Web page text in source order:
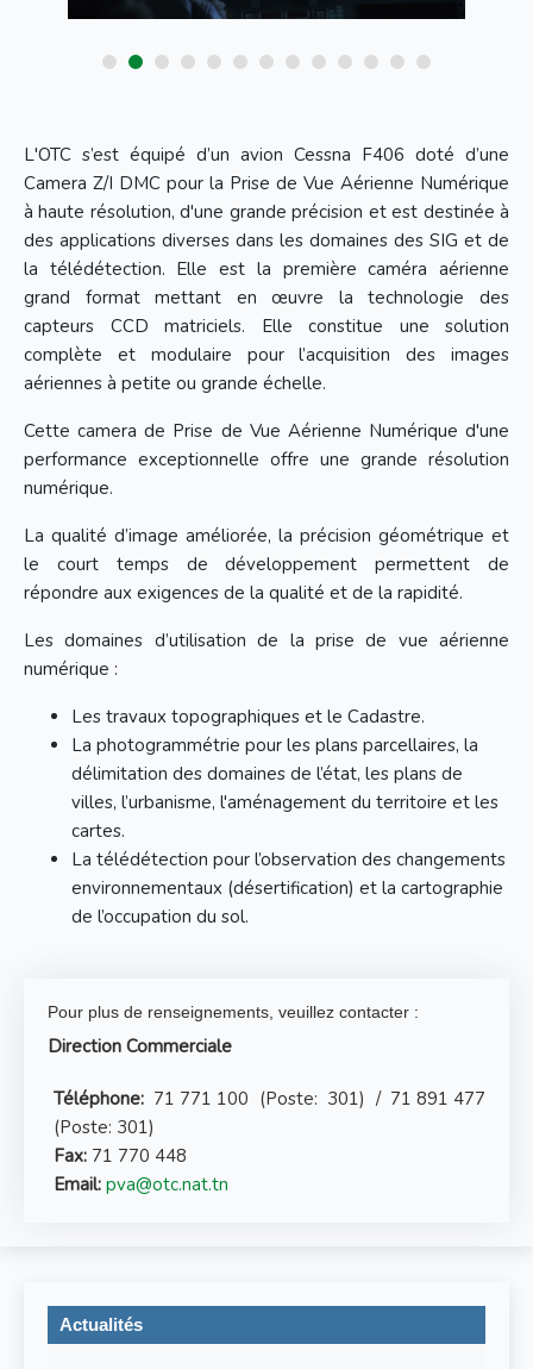
L'OTC s’est équipé d’un avion Cessna F406 doté d’une
Camera Z/I DMC pour la Prise de Vue Aérienne Numérique
à haute résolution, d'une grande précision et est destinée à
des applications diverses dans les domaines des SIG et de
la télédétection. Elle est la première caméra aérienne
grand format mettant en œuvre la technologie des
capteurs CCD matriciels. Elle constitue une solution
complète et modulaire pour l’acquisition des images
aériennes à petite ou grande échelle.
Cette camera de Prise de Vue Aérienne Numérique d'une
performance exceptionnelle offre une grande résolution
numérique.
La qualité d’image améliorée, la précision géométrique et
le court temps de développement permettent de
répondre aux exigences de la qualité et de la rapidité.
Les domaines d’utilisation de la prise de vue aérienne
numérique :
Les travaux topographiques et le Cadastre.
La photogrammétrie pour les plans parcellaires, la
délimitation des domaines de l’état, les plans de
villes, l’urbanisme, l'aménagement du territoire et les
cartes.
La télédétection pour l’observation des changements
environnementaux (désertification) et la cartographie
de l’occupation du sol.
Pour plus de renseignements, veuillez contacter :
Direction Commerciale
Téléphone: 71 771 100 (Poste: 301) / 71 891 477
(Poste: 301)
Fax: 71 770 448
Email: pva@otc.nat.tn
Actualités